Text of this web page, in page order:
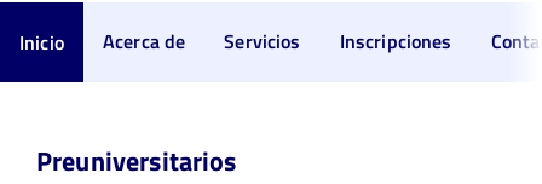
Inicio Acerca de Servicios Inscripciones
Preuniversitarios